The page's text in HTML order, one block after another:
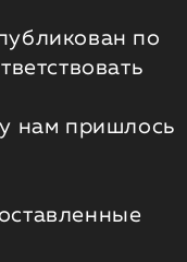
по
нам пришлось